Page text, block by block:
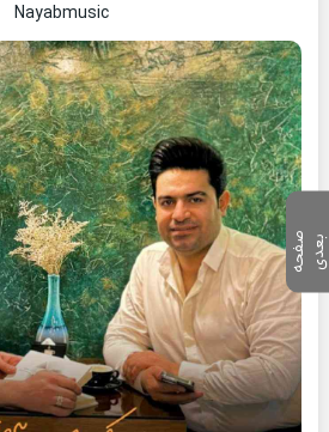
Nayabmusic
ص
ف
ح
ه ب ع
د ی